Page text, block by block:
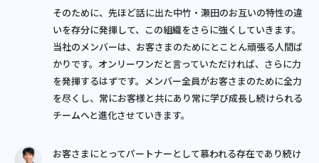
そのために、先ほど話に出た中竹・瀬田のお互いの特性の違
いを存分に発揮して、この組織をさらに強くしていきます。
当社のメンバーは、お客さまのためにとことん頑張る人間ば
かりです。オンリーワンだと言っていただければ、さらに力
を発揮するはずです。メンバー全員がお客さまのために全力
を尽くし、常にお客様と共にあり常に学び成長し続けられる
チームへと進化させていきます。
お客さまにとってパートナーとして慕われる存在であり続け